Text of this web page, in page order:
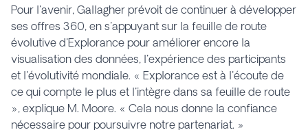
Pour l'avenir, Gallagher prévoit de continuer à développer
ses offres 360, en s'appuyant sur la feuille de route
évolutive d'Explorance pour améliorer encore la
visualisation des données, l'expérience des participants
et l'évolutivité mondiale. « Explorance est à l'écoute de
ce qui compte le plus et l'intègre dans sa feuille de route
», explique M. Moore. « Cela nous donne la confiance
nécessaire pour poursuivre notre partenariat. »